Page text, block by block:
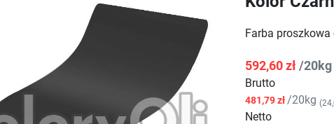
Farba
592,60 zł/20kg
Brutto
481,79 zł /20kg
Netto